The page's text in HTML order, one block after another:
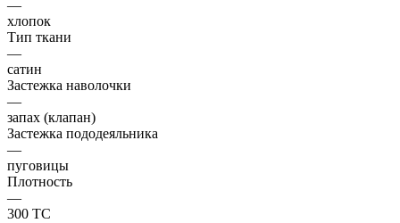
—
хлопок
Тип ткани
—
сатин
Застежка наволочки
—
запах (клапан)
Застежка пододеяльника
—
пуговицы
Плотность
—
300 ТС